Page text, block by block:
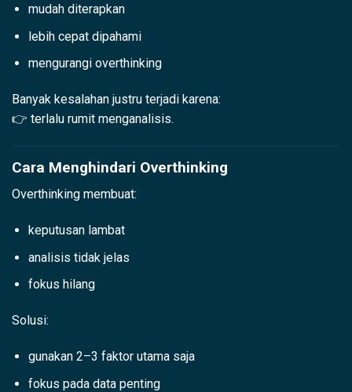
mudah diterapkan
lebih cepat dipahami
mengurangi overthinking
Banyak kesalahan justru terjadi karena:
👉 terlalu rumit menganalisis.
Cara Menghindari Overthinking
Overthinking membuat:
keputusan lambat
analisis tidak jelas
fokus hilang
Solusi:
gunakan 2–3 faktor utama saja
fokus pada data penting